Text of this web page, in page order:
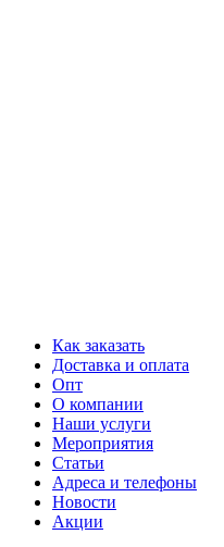
Как заказать
Доставка и оплата
Опт
О компании
Наши услуги
Мероприятия
Статьи
Адреса и телефоны
Новости
Акции